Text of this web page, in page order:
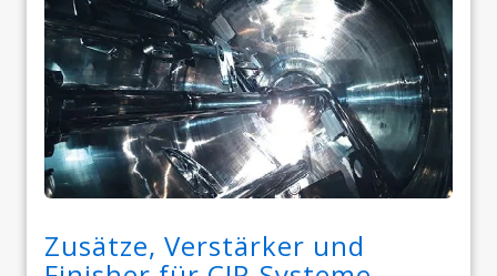
Zusätze, Verstärker und